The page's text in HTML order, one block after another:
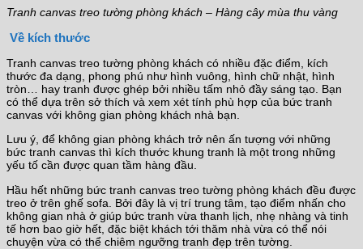
Tranh canvas treo tường phòng khách – Hàng cây mùa thu vàng
Về kích thước
Tranh canvas treo tường phòng khách có nhiều đặc điểm, kích
thước đa dạng, phong phú như hình vuông, hình chữ nhật, hình
tròn… hay tranh được ghép bởi nhiều tấm nhỏ đầy sáng tạo. Bạn
có thể dựa trên sở thích và xem xét tính phù hợp của bức tranh
canvas với không gian phòng khách nhà bạn.
Lưu ý, để không gian phòng khách trở nên ấn tượng với những
bức tranh canvas thì kích thước khung tranh là một trong những
yếu tố cần được quan tầm hàng đầu.
Hầu hết những bức tranh canvas treo tường phòng khách đều được
treo ở trên ghế sofa. Bởi đây là vị trí trung tâm, tạo điểm nhấn cho
không gian nhà ở giúp bức tranh vừa thanh lịch, nhẹ nhàng và tinh
tế hơn bao giờ hết, đặc biệt khách tới thăm nhà vừa có thể nói
chuyện vừa có thể chiêm ngưỡng tranh đẹp trên tường.